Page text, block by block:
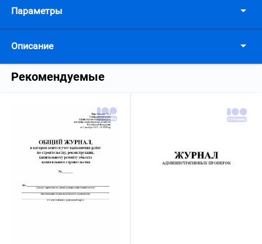
Параметры
Описание
Рекомендуемые